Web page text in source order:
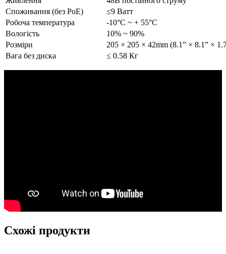
Споживання (без PoE)
≤9 Ватт
Робоча температура
-10°C ~ + 55°C
Вологість
10% ~ 90%
Розміри
205 × 205 × 42mm (8.1” × 8.1” ×
Вага без диска
≤ 0.58 Кг
Схожі продукти